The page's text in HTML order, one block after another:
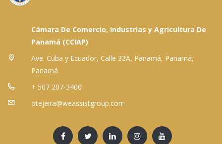
Cámara De Comercio, Industrias y Agricultura De
Panamá (CCIAP)
Ave. Cuba y Ecuador, Calle 33A, Panamá, Panamá,
Panamá
+ 507 207-3400
otejeira@weassistgroup.com